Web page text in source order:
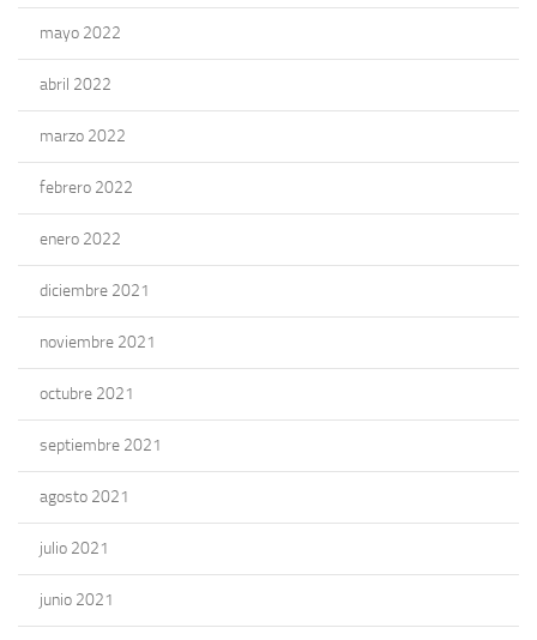
mayo 2022
abril 2022
marzo 2022
febrero 2022
enero 2022
diciembre 2021
noviembre 2021
octubre 2021
septiembre 2021
agosto 2021
julio 2021
junio 2021